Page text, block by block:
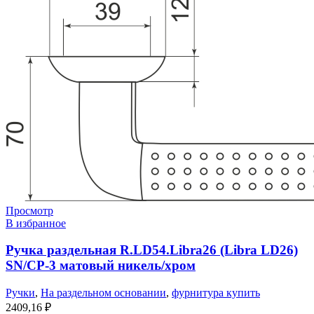
Просмотр
В избранное
Ручка раздельная R.LD54.Libra26 (Libra LD26)
SN/CP-3 матовый никель/хром
Ручки, На раздельном основании, фурнитура купить
2409,16 ₽